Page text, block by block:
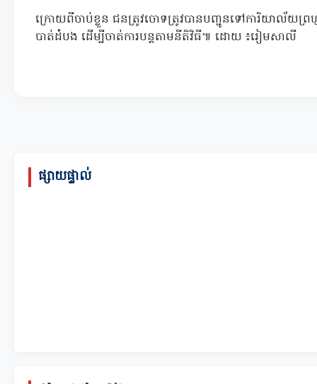
ក្រោយពីចាប់ខ្លួន ជនត្រូវចោទត្រូវបានបញ្ជូនទៅការិយាល័យព្រហ្ម
បាត់ដំបង ដើម្បីចាត់ការបន្តតាមនីតិវិធី៕ ដោយ ៖រៀមសាលី
ផ្សាយផ្ទាល់